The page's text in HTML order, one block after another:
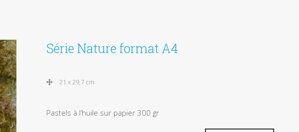
Série Nature format A4
21 x 29,7 cm
Pastels à l’huile sur papier 300 gr